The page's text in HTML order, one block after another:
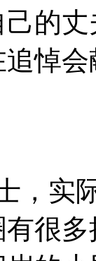
的
悼
，实
很